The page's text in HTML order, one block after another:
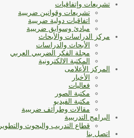
تشريعات وإتفاقيات
تشريعات وقوانين ضريبية
اتفاقيات دولية ضريبية
مبادئ وسوابق ضريبية
مركز الدراسات والأبحاث
الأبحاث والدراسات
مجلة الفكر الضريبي العربي
المكتبة الالكترونية
المركز الأعلامى
الأخبار
فعاليات
مكتبة الصور
مكتبة الفيديو
مقالات وطرائف ضريبية
البرامج التدريبية
قطاع التدريب والبحوث والتطوير
اتصل بنا